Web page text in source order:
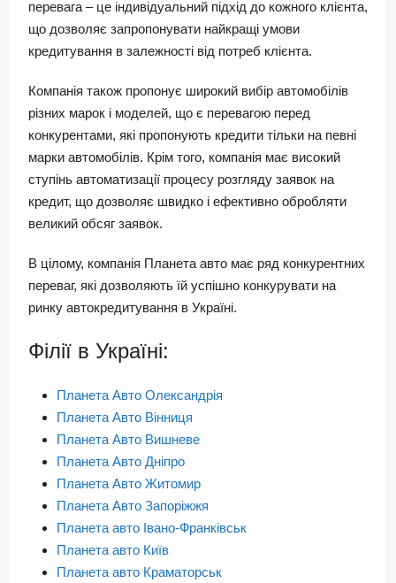
перевага – це індивідуальний підхід до кожного клієнта,
що дозволяє запропонувати найкращі умови
кредитування в залежності від потреб клієнта.
Компанія також пропонує широкий вибір автомобілів
різних марок і моделей, що є перевагою перед
конкурентами, які пропонують кредити тільки на певні
марки автомобілів. Крім того, компанія має високий
ступінь автоматизації процесу розгляду заявок на
кредит, що дозволяє швидко і ефективно обробляти
великий обсяг заявок.
В цілому, компанія Планета авто має ряд конкурентних
переваг, які дозволяють їй успішно конкурувати на
ринку автокредитування в Україні.
Філії в Україні:
Планета Авто Олександрія
Планета Авто Вінниця
Планета Авто Вишневе
Планета Авто Дніпро
Планета Авто Житомир
Планета Авто Запоріжжя
Планета авто Івано-Франківськ
Планета авто Київ
Планета авто Краматорськ